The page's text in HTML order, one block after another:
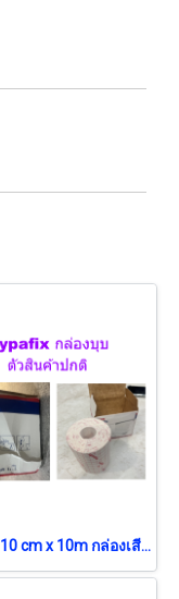
Hypafix 10 cm x 10m กล่องเสียหาย สินค้าข้างในสภาพปกติ